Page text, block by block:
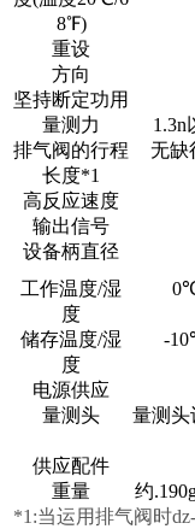
8℉)
重设
方向
坚持断定功用
量测力
1.3n
排气阀的行程
长度*1
无缺
高反应速度
输出信号
设备柄直径
工作温度/湿
度
储存温度/湿
度
-
电源供应
量测头
量测头
供应配件
重量
约
*1:当运用排气阀时